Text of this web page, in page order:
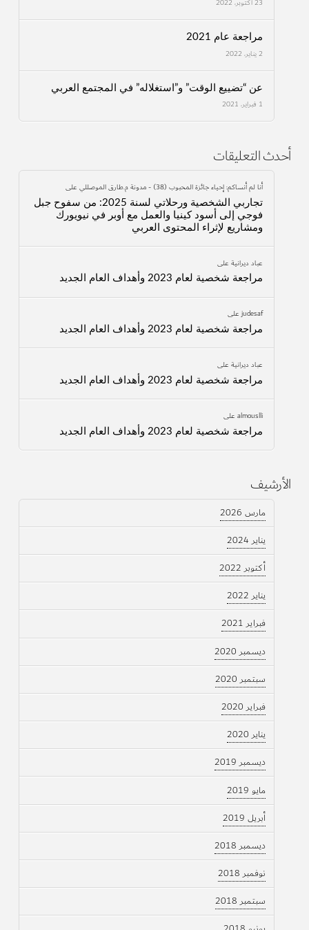
مراجعة عام 2021
2 يناير، 2022
عن “تضييع الوقت” و”استغلاله” في المجتمع العربي
1 فبراير، 2021
أحدث التعليقات
أنا لم أنساكم: إحياء جائزة المحبوب (38) - مدونة م.طارق الموصللي على
تجاربي الشخصية ورحلاتي لسنة 2025: من سفوح جبل
فوجي إلى أسود كينيا والعمل مع أوبر في نيويورك
ومشاريع لإثراء المحتوى العربي
عباد ديرانيةعلى
مراجعة شخصية لعام 2023 وأهداف العام الجديد
judesafعلى
مراجعة شخصية لعام 2023 وأهداف العام الجديد
عباد ديرانيةعلى
مراجعة شخصية لعام 2023 وأهداف العام الجديد
almouslliعلى
مراجعة شخصية لعام 2023 وأهداف العام الجديد
الأرشيف
مارس 2026
يناير 2024
أكتوبر 2022
يناير 2022
فبراير 2021
ديسمبر 2020
سبتمبر 2020
فبراير 2020
يناير 2020
ديسمبر 2019
مايو 2019
أبريل 2019
ديسمبر 2018
نوفمبر 2018
سبتمبر 2018